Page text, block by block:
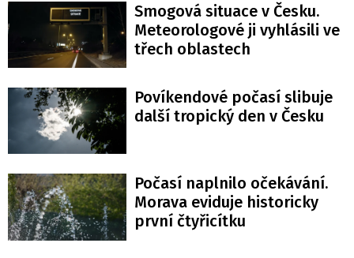
Smogová situace v Česku.
Meteorologové ji vyhlásili ve
třech oblastech
Povíkendové počasí slibuje
další tropický den v Česku
Počasí naplnilo očekávání.
Morava eviduje historicky
první čtyřicítku